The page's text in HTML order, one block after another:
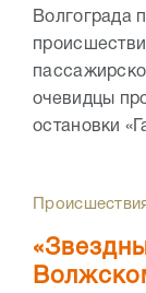
Волгограда
очевидцы
остановки